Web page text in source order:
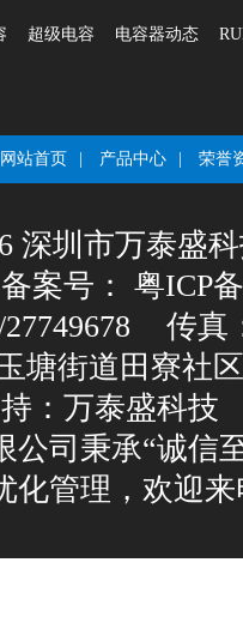
超级电容 电容器动态
网站首页 产品中心 荣誉
深圳市万泰盛
备案号：
粤ICP
传真
塘街道田寮社
： 万泰盛科技
公司秉承“诚信
化管理，欢迎